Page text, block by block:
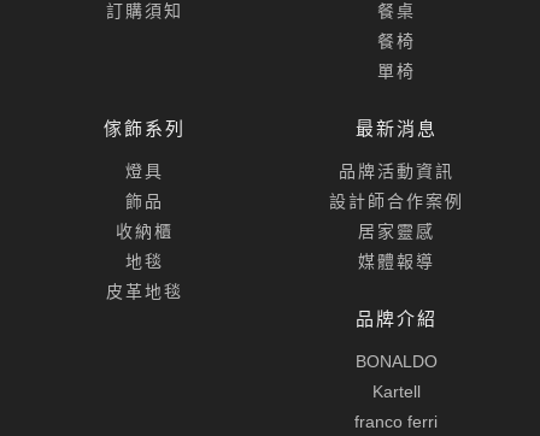
訂購須知
餐桌
餐椅
單椅
傢飾系列
燈具
飾品
收納櫃
地毯
皮革地毯
最新消息
品牌活動資訊
設計師合作案例
居家靈感
媒體報導
品牌介紹
BONALDO
Kartell
franco ferri